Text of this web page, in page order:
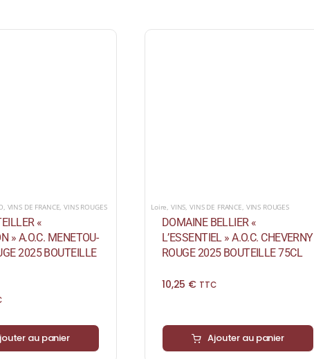
, VINS DE FRANCE,VINS ROUGES
«
» A.O.C. MENETOU-
2025 BOUTEILLE
au panier
Loire, VINS,VINS DE FRANCE, VINS ROUGES
DOMAINE BELLIER «
L’ESSENTIEL » A.O.C. CHEVERNY
ROUGE 2025 BOUTEILLE 75CL
10,25 € TTC
Ajouter au panier